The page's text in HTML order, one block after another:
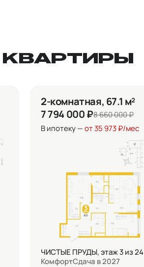
2-комнатная, 67.1 м²
7 794 000 ₽8 660 000 ₽
В ипотеку —от 35 973 ₽/мес
ЧИСТЫЕ ПРУДЫ, этаж 3 из 24
КомфортСдача в 2027